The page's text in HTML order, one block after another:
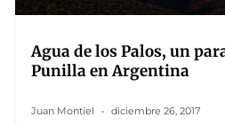
Agua de los Palos, un
Punilla en Argentina
Juan Montiel diciembre 26, 2017